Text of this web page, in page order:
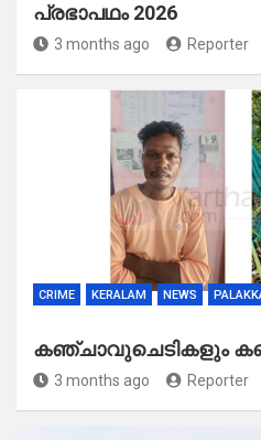
പ്രഭാപഥം 2026
3 months ago Reporter
CRIME KERALAM NEWS
കഞ്ചാവുചെടികളും
3 months ago Reporter